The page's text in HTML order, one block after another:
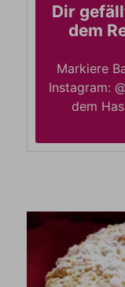
Dir
dem
Markiere
Instagram:
dem